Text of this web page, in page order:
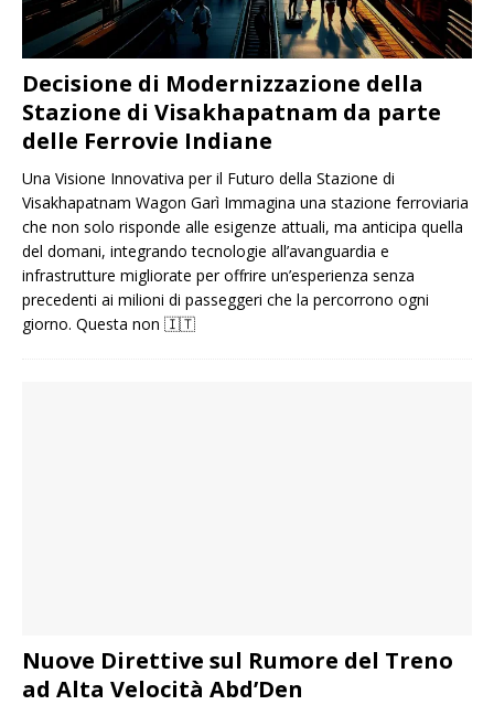
Decisione di Modernizzazione della
Stazione di Visakhapatnam da parte
delle Ferrovie Indiane
Una Visione Innovativa per il Futuro della Stazione di
Visakhapatnam Wagon Garì Immagina una stazione ferroviaria
che non solo risponde alle esigenze attuali, ma anticipa quella
del domani, integrando tecnologie all’avanguardia e
infrastrutture migliorate per offrire un’esperienza senza
precedenti ai milioni di passeggeri che la percorrono ogni
giorno. Questa non 🇮🇹
Nuove Direttive sul Rumore del Treno
ad Alta Velocità Abd’Den